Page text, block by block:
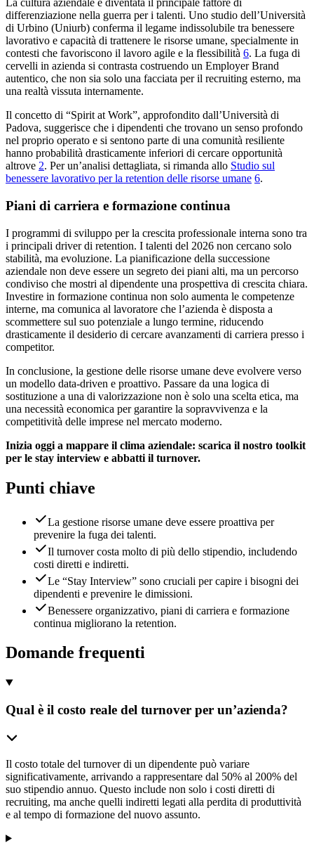
La cultura aziendale è diventata il principale fattore di
differenziazione nella guerra per i talenti. Uno studio dell’Università
di Urbino (Uniurb) conferma il legame indissolubile tra benessere
lavorativo e capacità di trattenere le risorse umane, specialmente in
contesti che favoriscono il lavoro agile e la flessibilità 6. La fuga di
cervelli in azienda si contrasta costruendo un Employer Brand
autentico, che non sia solo una facciata per il recruiting esterno, ma
una realtà vissuta internamente.
Il concetto di “Spirit at Work”, approfondito dall’Università di
Padova, suggerisce che i dipendenti che trovano un senso profondo
nel proprio operato e si sentono parte di una comunità resiliente
hanno probabilità drasticamente inferiori di cercare opportunità
altrove 2. Per un’analisi dettagliata, si rimanda allo Studio sul
benessere lavorativo per la retention delle risorse umane 6.
Piani di carriera e formazione continua
I programmi di sviluppo per la crescita professionale interna sono tra
i principali driver di retention. I talenti del 2026 non cercano solo
stabilità, ma evoluzione. La pianificazione della successione
aziendale non deve essere un segreto dei piani alti, ma un percorso
condiviso che mostri al dipendente una prospettiva di crescita chiara.
Investire in formazione continua non solo aumenta le competenze
interne, ma comunica al lavoratore che l’azienda è disposta a
scommettere sul suo potenziale a lungo termine, riducendo
drasticamente il desiderio di cercare avanzamenti di carriera presso i
competitor.
In conclusione, la gestione delle risorse umane deve evolvere verso
un modello data-driven e proattivo. Passare da una logica di
sostituzione a una di valorizzazione non è solo una scelta etica, ma
una necessità economica per garantire la sopravvivenza e la
competitività delle imprese nel mercato moderno.
Inizia oggi a mappare il clima aziendale: scarica il nostro toolkit
per le stay interview e abbatti il turnover.
Punti chiave
La gestione risorse umane deve essere proattiva per
prevenire la fuga dei talenti.
Il turnover costa molto di più dello stipendio, includendo
costi diretti e indiretti.
Le “Stay Interview” sono cruciali per capire i bisogni dei
dipendenti e prevenire le dimissioni.
Benessere organizzativo, piani di carriera e formazione
continua migliorano la retention.
Domande frequenti
Qual è il costo reale del turnover per un’azienda?
Il costo totale del turnover di un dipendente può variare
significativamente, arrivando a rappresentare dal 50% al 200% del
suo stipendio annuo. Questo include non solo i costi diretti di
recruiting, ma anche quelli indiretti legati alla perdita di produttività
e al tempo di formazione del nuovo assunto.